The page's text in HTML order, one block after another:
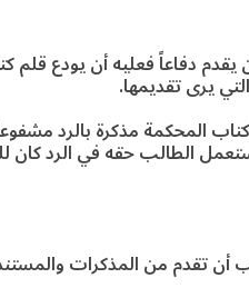
دفاعاً فعليه أن يودع قلم
يرى تقديمها.
المحكمة مذكرة بالرد
استعمل الطالب حقه في الرد
أن تقدم من المذكرات